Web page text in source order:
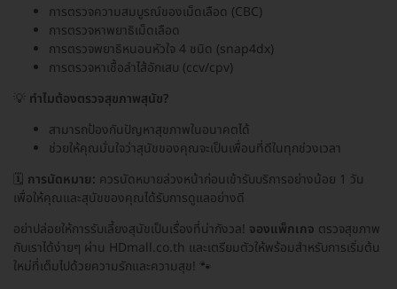
การตรวจความสมบูรณ์ของเม็ดเลือด (CBC)
การตรวจหาพยาธิเม็ดเลือด
การตรวจพยาธิหนอนหัวใจ 4 ชนิด (snap4dx)
การตรวจหาเชื้อลำไส้อักเสบ (ccv/cpv)
💡 ทำไมต้องตรวจสุขภาพสุนัข?
สามารถป้องกันปัญหาสุขภาพในอนาคตได้
ช่วยให้คุณมั่นใจว่าสุนัขของคุณจะเป็นเพื่อนที่ดีในทุกช่วงเวลา
🗓️ การนัดหมาย: ควรนัดหมายล่วงหน้าก่อนเข้ารับบริการอย่างน้อย 1 วัน
เพื่อให้คุณและสุนัขของคุณได้รับการดูแลอย่างดี
อย่าปล่อยให้การรับเลี้ยงสุนัขเป็นเรื่องที่น่ากังวล! จองแพ็กเกจ ตรวจสุขภาพ
กับเราได้ง่ายๆ ผ่าน HDmall.co.th และเตรียมตัวให้พร้อมสำหรับการเริ่มต้น
ใหม่ที่เต็มไปด้วยความรักและความสุข! 🐾